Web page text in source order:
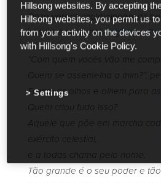
Onze verontschuldigingen, dit
beschikbaar in hetEnglishen
“Com quem vocês vão me
Quem se assemelha a mim?”,
Ergam os olhos e olhem para
Quem criou tudo isso?
Aquele que põe em marcha
exército celestial,
e a todas chama pelo nome.
Tão grande é o seu poder e
Hillsong websites. By accepting
Hillsong websites, you permit us
from your activity on the devices
with Hillsong's Cookie Policy.
Settings